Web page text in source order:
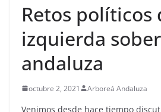
Retos políticos
izquierda
andaluza
octubre 2, 2021 Arboreá Andaluza
Venimos desde hace tiempo